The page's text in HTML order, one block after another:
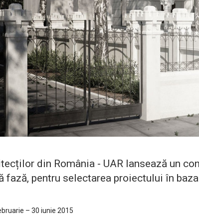
din România - UAR lansează un
fază, pentru selectarea proiectului în
– 30 iunie 2015